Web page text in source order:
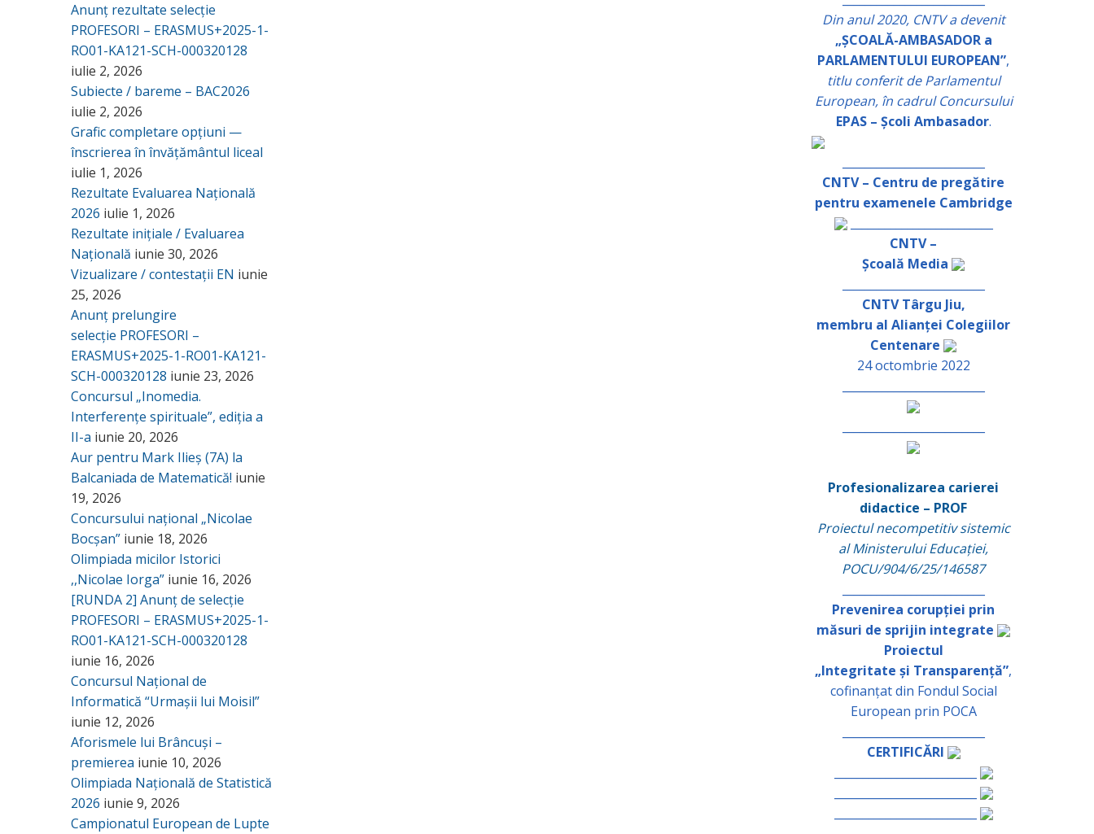
Anunț rezultate selecție
PROFESORI – ERASMUS+2025-1-
RO01-KA121-SCH-000320128
iulie 2, 2026
Subiecte / bareme – BAC2026
iulie 2, 2026
Grafic completare opțiuni —
înscrierea în învățământul liceal
iulie 1, 2026
Rezultate Evaluarea Națională
2026 iulie 1, 2026
Rezultate inițiale / Evaluarea
Națională iunie 30, 2026
Vizualizare / contestații EN iunie
25, 2026
Anunț prelungire
selecție PROFESORI –
ERASMUS+2025-1-RO01-KA121-
SCH-000320128 iunie 23, 2026
Concursul „Inomedia.
Interferențe spirituale”, ediția a
II-a iunie 20, 2026
Aur pentru Mark Ilieș (7A) la
Balcaniada de Matematică! iunie
19, 2026
Concursului național „Nicolae
Bocșan” iunie 18, 2026
Olimpiada micilor Istorici
,,Nicolae Iorga” iunie 16, 2026
[RUNDA 2] Anunț de selecție
PROFESORI – ERASMUS+2025-1-
RO01-KA121-SCH-000320128
iunie 16, 2026
Concursul Național de
Informatică “Urmașii lui Moisil”
iunie 12, 2026
Aforismele lui Brâncuși –
premierea iunie 10, 2026
Olimpiada Națională de Statistică
2026 iunie 9, 2026
Campionatul European de Lupte
Din anul 2020, CNTV a devenit
„ȘCOALĂ-AMBASADOR a
PARLAMENTULUI EUROPEAN”,
titlu conferit de Parlamentul
European, în cadrul Concursului
EPAS – Școli Ambasador.
CNTV – Centru de pregătire
pentru examenele Cambridge
_________________________
CNTV –
Școală Media
CNTV Târgu Jiu,
membru al Alianței Colegiilor
Centenare
24 octombrie 2022
Profesionalizarea carierei
didactice – PROF
Proiectul necompetitiv sistemic
al Ministerului Educației,
POCU/904/6/25/146587
Prevenirea corupției prin
măsuri de sprijin integrate
Proiectul
„Integritate și Transparență”,
cofinanțat din Fondul Social
European prin POCA
CERTIFICĂRI